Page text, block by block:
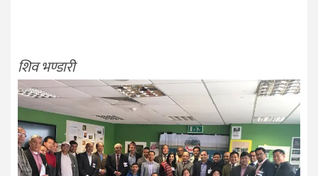
शिव भण्डारी